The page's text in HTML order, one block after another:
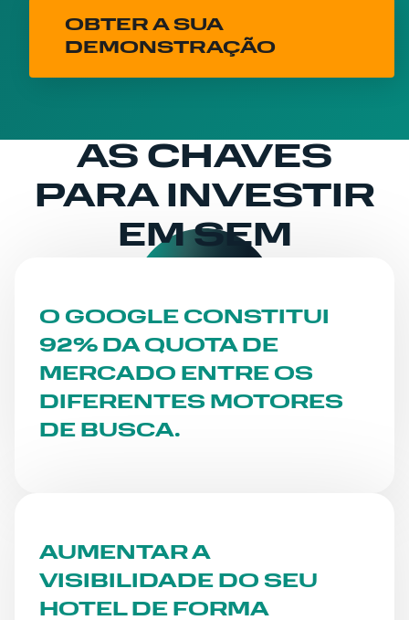
OBTER A SUA
DEMONSTRAÇÃO
AS CHAVES
PARA INVESTIR
EM SEM
O GOOGLE CONSTITUI
92% DA QUOTA DE
MERCADO ENTRE OS
DIFERENTES MOTORES
DE BUSCA.
AUMENTAR A
VISIBILIDADE DO SEU
HOTEL DE FORMA